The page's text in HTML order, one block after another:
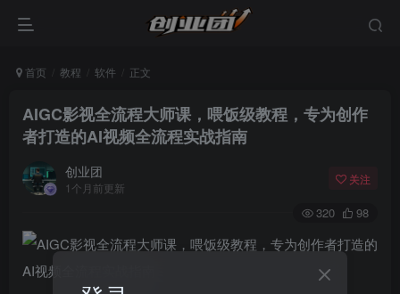
首页 教程 软件 正文
AIGC影视全流程大师课，喂饭级教程，专为创作
者打造的AI视频全流程实战指南
创业团
1个月前更新
关注
320 98